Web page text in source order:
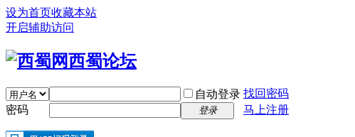
设为首页收藏本站
开启辅助访问
自动登录 找回密码
密码
登录 马上注册